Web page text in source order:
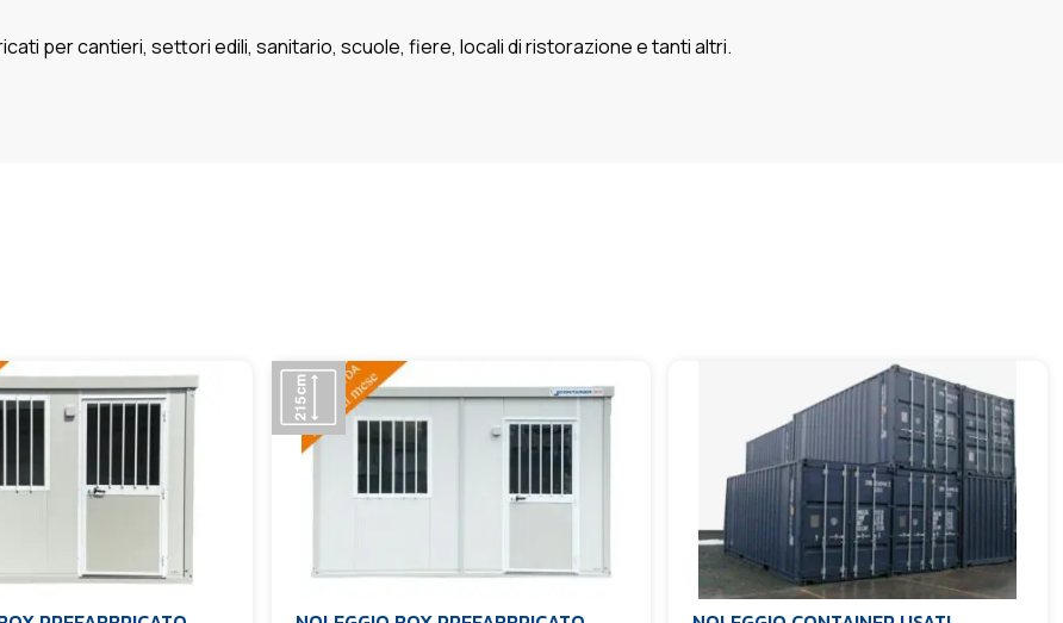
per cantieri, settori edili, sanitario, scuole, fiere, locali di ristorazione e tanti altri.